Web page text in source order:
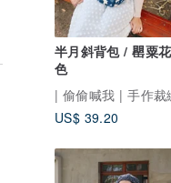
半月斜背包 / 罌粟
色
| 偷偷喊我 | 手作裁
US$ 39.20